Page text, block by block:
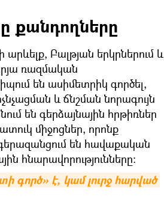
քանդողները
Բալթյան երկրներում և
ռազմական
են ասիմետրիկ գործել,
և ճնշման նորագույն
են գերձայնային հրթիռներ
միջոցներ, որոնք
են հավաքական
հնարավորությունները։
գործ» է, կամ լուրջ հարված